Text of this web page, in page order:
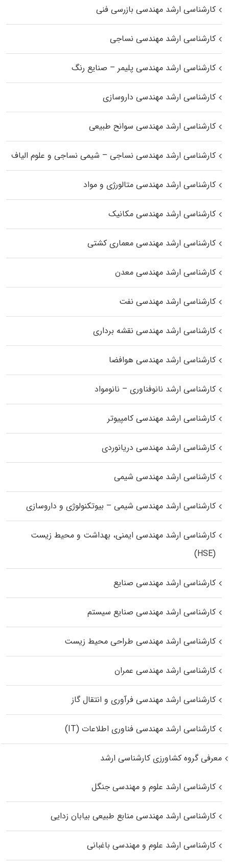
کارشناسی ارشد مهندسی بازرسی فنی
کارشناسی ارشد مهندسی نساجی
کارشناسی ارشد مهندسی پلیمر – صنایع رنگ
کارشناسی ارشد مهندسی داروسازی
کارشناسی ارشد مهندسی سوانح طبیعی
کارشناسی ارشد مهندسی نساجی – شیمی نساجی و علوم الیاف
کارشناسی ارشد مهندسی متالورژی و مواد
کارشناسی ارشد مهندسی مکانیک
کارشناسی ارشد مهندسی معماری کشتی
کارشناسی ارشد مهندسی معدن
کارشناسی ارشد مهندسی نفت
کارشناسی ارشد مهندسی نقشه برداری
کارشناسی ارشد مهندسی هوافضا
کارشناسی ارشد نانوفناوری – نانومواد
کارشناسی ارشد مهندسی کامپیوتر
کارشناسی ارشد مهندسی دریانوردی
کارشناسی ارشد مهندسی شیمی
کارشناسی ارشد مهندسی شیمی – بیوتکنولوژی و داروسازی
کارشناسی ارشد مهندسی ایمنی، بهداشت و محیط زیست
(HSE)
کارشناسی ارشد مهندسی صنایع
کارشناسی ارشد مهندسی صنایع سیستم
کارشناسی ارشد مهندسی طراحی محیط زیست
کارشناسی ارشد مهندسی عمران
کارشناسی ارشد مهندسی فرآوری و انتقال گاز
کارشناسی ارشد مهندسی فناوری اطلاعات (IT)
معرفی گروه کشاورزی کارشناسی ارشد
کارشناسی ارشد علوم و مهندسی جنگل
کارشناسی ارشد مهندسی منابع طبیعی بیابان زدایی
کارشناسی ارشد علوم و مهندسی باغبانی